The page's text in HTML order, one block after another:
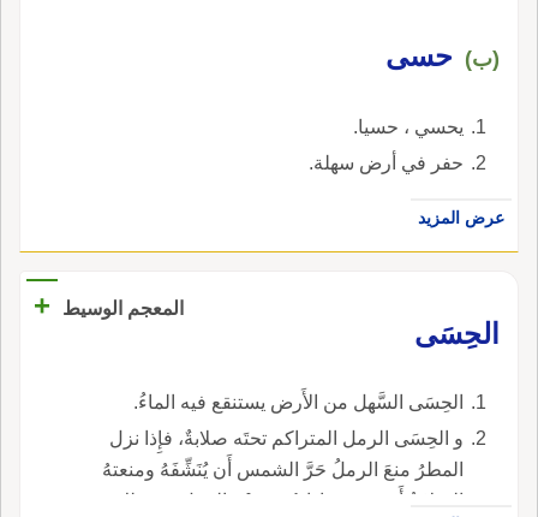
(ب) حسى
يحسي ، حسيا.
حفر في أرض سهلة.
عرض المزيد
المعجم الوسيط
+
الحِسَى
الحِسَى السَّهل من الأَرض يستنقع فيه الماءُ.
و الحِسَى الرمل المتراكم تحتَه صلابةٌ، فإِذا نزل
المطرُ منعَ الرملُ حَرَّ الشمس أَن يُنَشِّفَهُ ومنعتهُ
الصلابةُ أَن يغور، فإِذا حُفِرَ وجْهُ الرمل عن ذلك